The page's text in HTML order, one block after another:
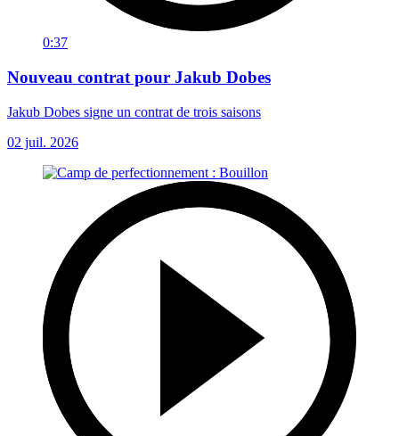
0:37
Nouveau contrat pour Jakub Dobes
Jakub Dobes signe un contrat de trois saisons
02 juil. 2026